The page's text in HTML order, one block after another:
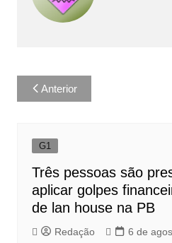
Navegação
de
Anterior
G1
Três pessoas são
aplicar golpes
de lan house na PB
Redação 6 de